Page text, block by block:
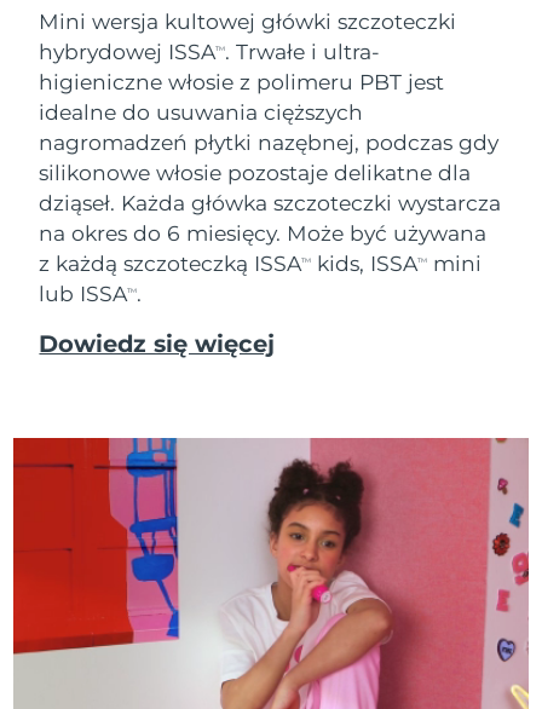
Mini wersja kultowej główki szczoteczki
hybrydowej ISSATM. Trwałe i ultra-
higieniczne włosie z polimeru PBT jest
idealne do usuwania cięższych
nagromadzeń płytki nazębnej, podczas gdy
silikonowe włosie pozostaje delikatne dla
dziąseł. Każda główka szczoteczki wystarcza
na okres do 6 miesięcy. Może być używana
z każdą szczoteczką ISSATM kids, ISSATM
mini
lub ISSATM.
Dowiedz się więcej
Tajlandia
Oczekiwany czas dostawy
Turcja
Oczekiwany czas dostawy
Zjednoczone Emiraty
Arabskie
Oczekiwany czas dostawy
8/9/26
Wielka Brytania
Oczekiwany czas dostawy
8/8/26
Stany Zjednoczone
Oczekiwany czas dostawy
8/14/26